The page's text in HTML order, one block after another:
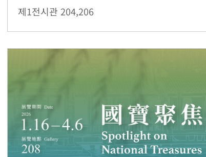
제1전시관 204,206